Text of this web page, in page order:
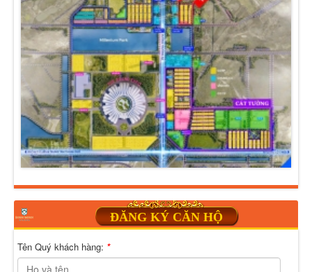
ĐĂNG KÝ CĂN HỘ
Tên Quý khách hàng: *